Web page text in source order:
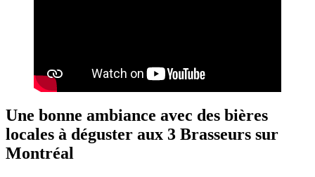
Une bonne ambiance avec des bières
locales à déguster aux 3 Brasseurs sur
Montréal